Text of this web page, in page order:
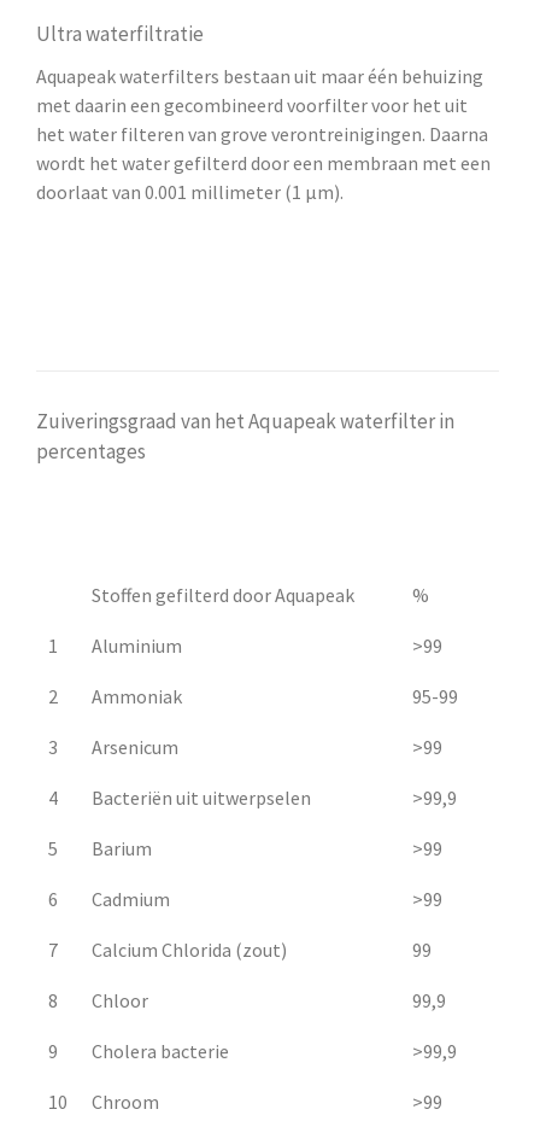
Ultra waterfiltratie
Aquapeak waterfilters bestaan uit maar één behuizing
met daarin een gecombineerd voorfilter voor het uit
het water filteren van grove verontreinigingen. Daarna
wordt het water gefilterd door een membraan met een
doorlaat van 0.001 millimeter (1 μm).
Zuiveringsgraad van het Aquapeak waterfilter in
percentages
Stoffen gefilterd door Aquapeak %
1 Aluminium >99
2 Ammoniak 95-99
3 Arsenicum >99
4 Bacteriën uit uitwerpselen >99,9
5 Barium >99
6 Cadmium >99
7 Calcium Chlorida (zout) 99
8 Chloor 99,9
9 Cholera bacterie >99,9
10 Chroom >99